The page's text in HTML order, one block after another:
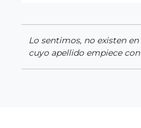
Lo sentimos, no existen
cuyo apellido empiece